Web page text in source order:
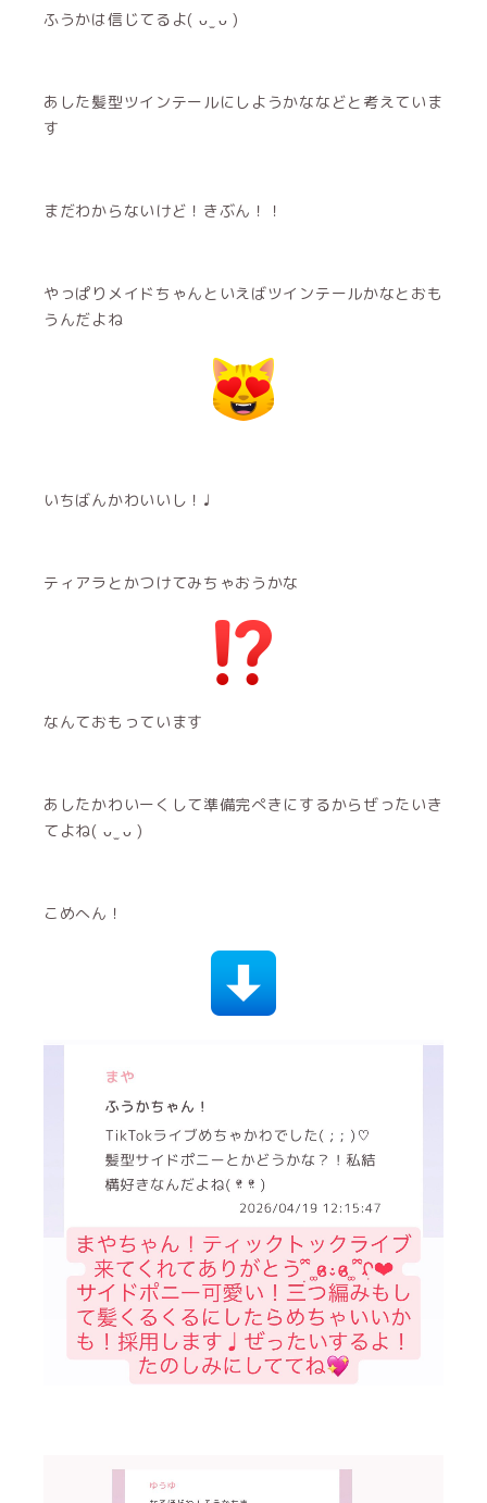
ふうかは信じてるよ( ᴗ ̫ ᴗ )
あした髪型ツインテールにしようかななどと考えていま
す
まだわからないけど！きぶん！！
やっぱりメイドちゃんといえばツインテールかなとおも
うんだよね
いちばんかわいいし！♩
ティアラとかつけてみちゃおうかな
なんておもっています
あしたかわいーくして準備完ぺきにするからぜったいき
てよね( ᴗ ̫ ᴗ )
こめへん！